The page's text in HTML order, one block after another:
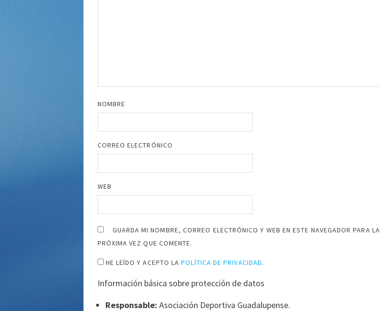
NOMBRE
CORREO ELECTRÓNICO
WEB
GUARDA MI NOMBRE, CORREO ELECTRÓNICO Y WEB EN ESTE NAVEGADOR PARA LA
PRÓXIMA VEZ QUE COMENTE.
HE LEÍDO Y ACEPTO LAPOLÍTICA DE PRIVACIDAD.
Información básica sobre protección de datos
Responsable: Asociación Deportiva Guadalupense.